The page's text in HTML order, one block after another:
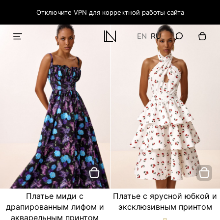
Отключите VPN для корректной работы сайта
EN RU
Платье миди с
драпированным лифом и
акварельным принтом
Платье с ярусной юбкой и
эксклюзивным принтом